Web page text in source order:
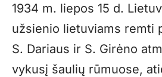
1934 m. liepos 15 d.
užsienio lietuviams remti
S. Dariaus ir S. Girėno
vykusį šaulių rūmuose,